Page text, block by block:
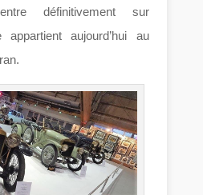
définitivement sur
appartient aujourd’hui au